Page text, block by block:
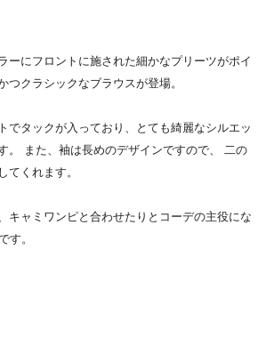
ーにフロントに施された細かなプリーツがポイ
つクラシックなブラウスが登場。
でタックが入っており、とても綺麗なシルエッ
。 また、袖は長めのデザインですので、 二の
てくれます。
キャミワンピと合わせたりとコーデの主役にな
す。